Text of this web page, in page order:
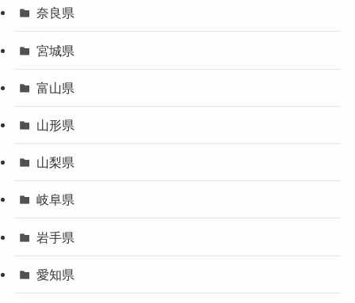
奈良県
宮城県
富山県
山形県
山梨県
岐阜県
岩手県
愛知県